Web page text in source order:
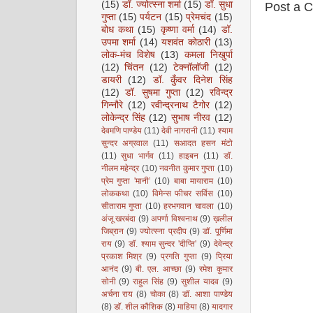
Post a
(15) डॉ. ज्योत्स्ना शर्मा (15) डॉ. सुधा
गुप्ता (15) पर्यटन (15) प्रेमचंद (15)
बोध कथा (15) कृष्णा वर्मा (14) डॉ.
उपमा शर्मा (14) यशवंत कोठारी (13)
लोक-मंच विशेष
(13) कमला निखुर्पा
(12) चिंतन (12) टेक्नॉलॉजी
(12)
डायरी
(12)
डॉ. कुँवर दिनेश सिंह
(12) डॉ. सुषमा गुप्ता (12) रविन्द्र
गिन्नौरे (12) रवीन्द्रनाथ टैगोर (12)
लोकेन्द्र सिंह (12) सुभाष नीरव (12)
देवमणि पाण्डेय (11) देवी नागरानी (11) श्याम
सुन्दर अग्रवाल (11) सआदत हसन मंटो
(11) सुधा भार्गव (11) हाइबन (11) डॉ.
नीलम महेन्द्र (10) नवनीत कुमार गुप्ता (10)
प्रेम गुप्ता 'मानी’ (10) बाबा मायाराम (10)
लोककथा (10) विमेन्स फीचर सर्विस (10)
सीताराम गुप्ता (10) हरभगवान चावला (10)
अंजू खरबंदा (9) अपर्णा विश्वनाथ (9) ख़लील
जिब्रान (9) ज्योत्स्ना प्रदीप (9) डॉ. पूर्णिमा
राय (9) डॉ. श्याम सुन्दर 'दीप्ति' (9) देवेन्द्र
प्रकाश मिश्र (9) प्रगति गुप्ता (9) प्रिया
आनंद (9) बी. एल. आच्छा (9) रमेश कुमार
सोनी (9) राहुल सिंह (9) सुशील यादव (9)
अर्चना राय (8) चोका (8) डॉ. आशा पाण्डेय
(8) डॉ. शील कौशिक (8) माहिया (8) यादगार